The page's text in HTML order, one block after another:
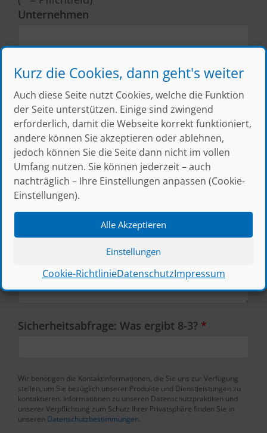
Kurz die Cookies, dann geht's weiter
Auch diese Seite nutzt Cookies, welche die Funktion
der Seite unterstützen. Einige sind zwingend
erforderlich, damit die Webseite korrekt funktioniert,
andere können Sie akzeptieren oder ablehnen,
jedoch können Sie die Seite dann nicht im vollen
Umfang nutzen. Sie können jederzeit – auch
nachträglich – Ihre Einstellungen anpassen (Cookie-
Einstellungen).
Alle Akzeptieren
Einstellungen
Cookie-RichtlinieDatenschutzImpressum
Unternehmen
Vorname *
Nachname*
E-Mail*
Ihre Nachricht
Sicherheitsabfrage: Was ergibt 8-3? *
Wir benötigen die Kontaktinformationen, die Sie uns zur Verfügung
stellen, um Sie bezüglich unserer Produkte und Dienstleistungen zu
kontaktieren. Informationen zu unseren Datenschutzpraktiken und
unserer Verpflichtung zum Schutz Ihrer Privatsphäre finden Sie in
unseren Datenschutzbestimmungen.